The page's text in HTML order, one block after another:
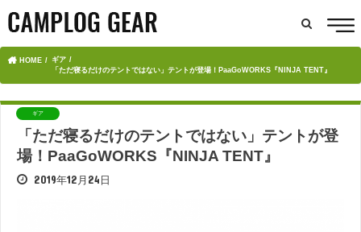
HOME
ギア
「ただ寝るだけのテントではない」テントが登場！PaaGoWORKS『NINJA TENT』
ギア
「ただ寝るだけのテントではない」テントが登
場！PaaGoWORKS『NINJA TENT』
2019年12月24日